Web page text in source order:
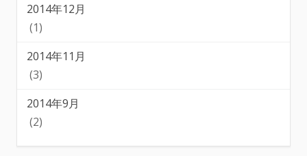
2014年12月
(1)
2014年11月
(3)
2014年9月
(2)